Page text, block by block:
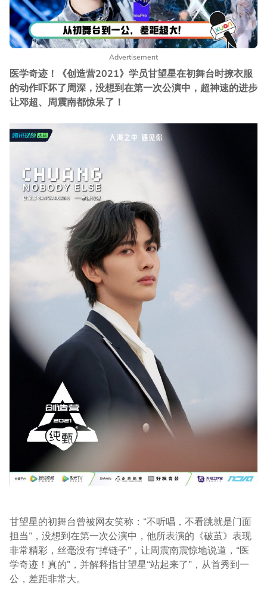
Advertisement
医学奇迹！《创造营2021》学员甘望星在初舞台时撩衣服
的动作吓坏了周深，没想到在第一次公演中，超神速的进步
让邓超、周震南都惊呆了！
甘望星的初舞台曾被网友笑称：“不听唱，不看跳就是门面
担当”，没想到在第一次公演中，他所表演的《破茧》表现
非常精彩，丝毫没有“掉链子”，让周震南震惊地说道，“医
学奇迹！真的”，并解释指甘望星“站起来了”，从首秀到一
公，差距非常大。